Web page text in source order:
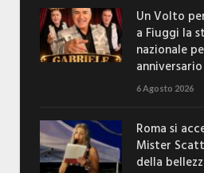
Un Volto
a Fiuggi la
nazionale
anniversario
6 Agosto 2026
Roma si
Mister
della